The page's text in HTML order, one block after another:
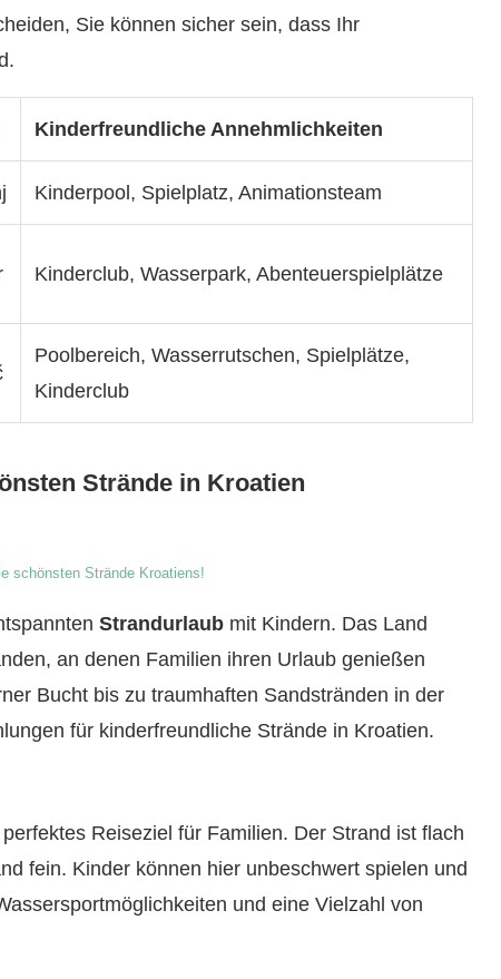
Sie können sicher sein, dass Ihr
Kinderfreundliche Annehmlichkeiten
Kinderpool, Spielplatz, Animationsteam
Kinderclub, Wasserpark, Abenteuerspielplätze
Poolbereich, Wasserrutschen, Spielplätze,
Kinderclub
Strände in Kroatien
schönsten Strände Kroatiens!
Strandurlaub mit Kindern. Das Land
an denen Familien ihren Urlaub genießen
Bucht bis zu traumhaften Sandstränden in der
für kinderfreundliche Strände in Kroatien.
Reiseziel für Familien. Der Strand ist flach
fein. Kinder können hier unbeschwert spielen und
und eine Vielzahl von